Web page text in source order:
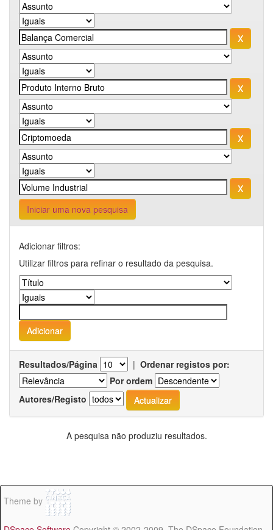
Iniciar uma nova pesquisa
Adicionar filtros:
Utilizar filtros para refinar o resultado da pesquisa.
Resultados/Página | Ordenar registos por:
Por ordem
Autores/Registo
A pesquisa não produziu resultados.
Theme by